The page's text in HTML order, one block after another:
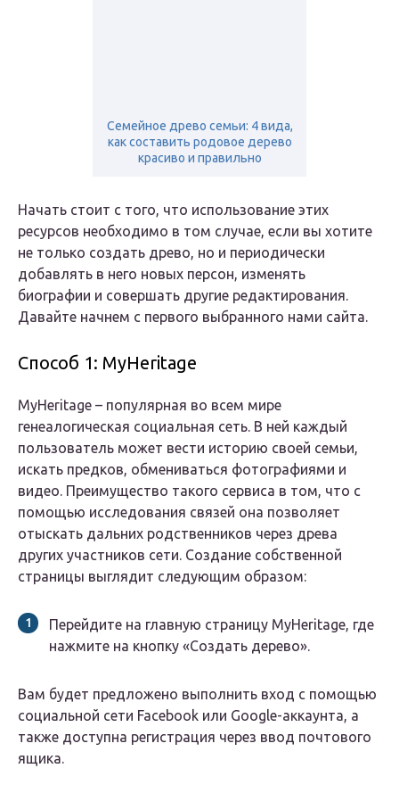
Семейное древо семьи: 4 вида,
как составить родовое дерево
красиво и правильно
Начать стоит с того, что использование этих
ресурсов необходимо в том случае, если вы хотите
не только создать древо, но и периодически
добавлять в него новых персон, изменять
биографии и совершать другие редактирования.
Давайте начнем с первого выбранного нами сайта.
Способ 1: MyHeritage
MyHeritage – популярная во всем мире
генеалогическая социальная сеть. В ней каждый
пользователь может вести историю своей семьи,
искать предков, обмениваться фотографиями и
видео. Преимущество такого сервиса в том, что с
помощью исследования связей она позволяет
отыскать дальних родственников через древа
других участников сети. Создание собственной
страницы выглядит следующим образом:
Перейдите на главную страницу MyHeritage, где
нажмите на кнопку «Создать дерево».
Вам будет предложено выполнить вход с помощью
социальной сети Facebook или Google-аккаунта, а
также доступна регистрация через ввод почтового
ящика.